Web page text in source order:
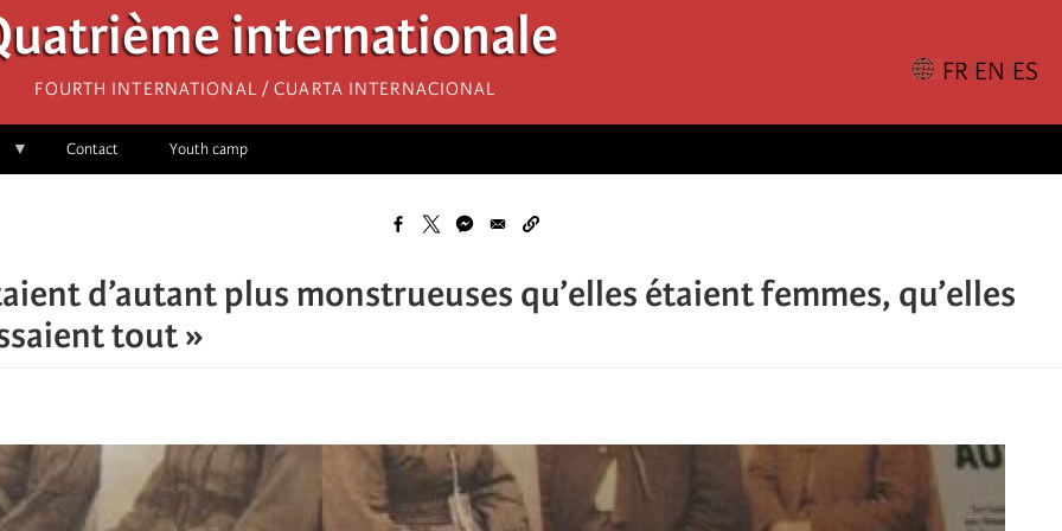
internationale
Fourth International / Cuarta Internacional
Contact Youth camp
d’autant plus monstrueuses qu’elles étaient femmes, qu’elles
tout »